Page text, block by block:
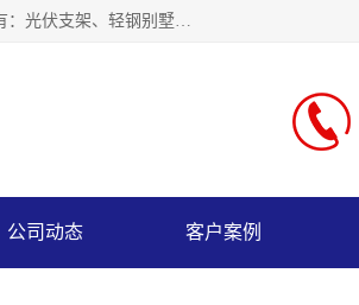
神龙拜耳科技衡水股份有限公司河北一家生产光伏支架，轻钢别墅，阳光板、耐力板的公司，主要产品有：光伏支架、轻钢别墅、阳光板、耐力板、采光板等，公司参与制定了多项标准。
公司动态 客户案例